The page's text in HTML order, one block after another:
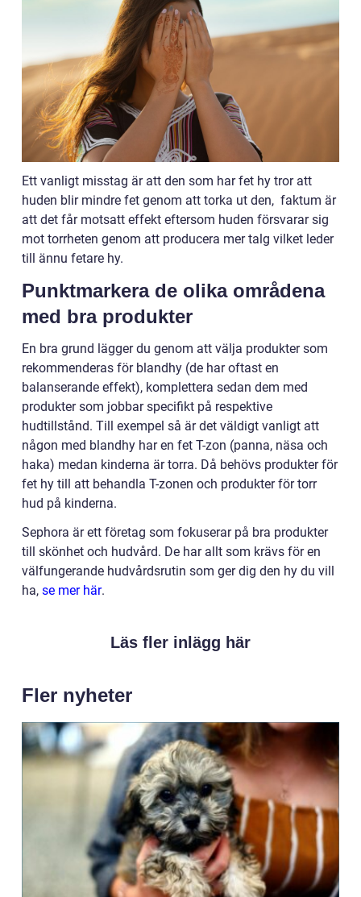
Ett vanligt misstag är att den som har fet hy tror att
huden blir mindre fet genom att torka ut den, faktum är
att det får motsatt effekt eftersom huden försvarar sig
mot torrheten genom att producera mer talg vilket leder
till ännu fetare hy.
Punktmarkera de olika områdena
med bra produkter
En bra grund lägger du genom att välja produkter som
rekommenderas för blandhy (de har oftast en
balanserande effekt), komplettera sedan dem med
produkter som jobbar specifikt på respektive
hudtillstånd. Till exempel så är det väldigt vanligt att
någon med blandhy har en fet T-zon (panna, näsa och
haka) medan kinderna är torra. Då behövs produkter för
fet hy till att behandla T-zonen och produkter för torr
hud på kinderna.
Sephora är ett företag som fokuserar på bra produkter
till skönhet och hudvård. De har allt som krävs för en
välfungerande hudvårdsrutin som ger dig den hy du vill
ha, se mer här.
Läs fler inlägg här
Fler nyheter